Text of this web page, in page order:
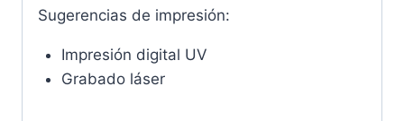
Sugerencias de impresión:
Impresión digital UV
Grabado láser